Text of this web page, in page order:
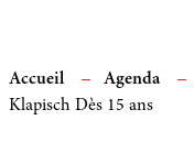
Accueil Agenda
Klapisch Dès 15 ans